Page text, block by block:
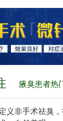
腋臭患者热
义非手术祛臭